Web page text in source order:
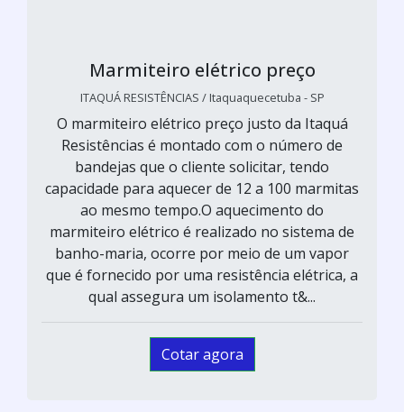
Marmiteiro elétrico preço
ITAQUÁ RESISTÊNCIAS / Itaquaquecetuba - SP
O marmiteiro elétrico preço justo da Itaquá
Resistências é montado com o número de
bandejas que o cliente solicitar, tendo
capacidade para aquecer de 12 a 100 marmitas
ao mesmo tempo.O aquecimento do
marmiteiro elétrico é realizado no sistema de
banho-maria, ocorre por meio de um vapor
que é fornecido por uma resistência elétrica, a
qual assegura um isolamento t&...
Cotar agora